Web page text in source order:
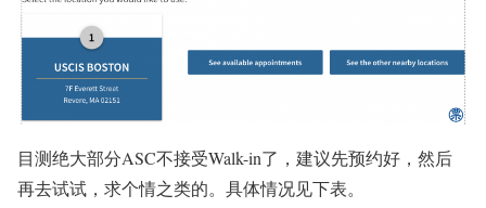
目测绝大部分ASC不接受Walk-in了，建议先预约好，然后
再去试试，求个情之类的。具体情况见下表。